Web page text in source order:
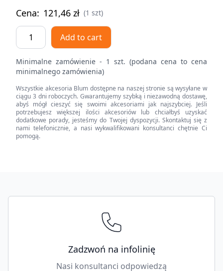
Cena: 121,46 zł (1 szt)
Narożnik
szuflady
do
relingów
quantity
Add to cart
Minimalne zamówienie - 1 szt. (podana cena to cena
minimalnego zamówienia)
Wszystkie akcesoria Blum dostępne na naszej stronie są wysyłane w
ciągu 3 dni roboczych. Gwarantujemy szybką i niezawodną dostawę,
abyś mógł cieszyć się swoimi akcesoriami jak najszybciej. Jeśli
potrzebujesz większej ilości akcesoriów lub chciałbyś uzyskać
dodatkowe porady, jesteśmy do Twojej dyspozycji. Skontaktuj się z
nami telefonicznie, a nasi wykwalifikowani konsultanci chętnie Ci
pomogą.
Zadzwoń na infolinię
Nasi konsultanci odpowiedzą